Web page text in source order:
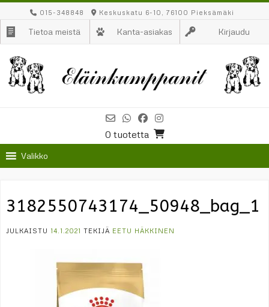
to
content
015-348848 Keskuskatu 6-10, 76100 Pieksämäki
Tietoa meistä Kanta-asiakas Kirjaudu
0 tuotetta
Valikko
3182550743174_50948_bag_1
JULKAISTU 14.1.2021 TEKIJÄ EETU HÄKKINEN